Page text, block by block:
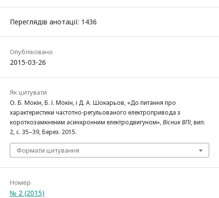
Переглядів анотації: 1436
Опубліковано
2015-03-26
Як цитувати
О. Б. Мокін, Б. І. Мокін, і Д. А. Шокарьов, «До питання про
характеристики частотно-регульованого електропривода з
короткозамкненим асинхронним електродвигуном»,Вісник ВПІ, вип.
2, с. 35–39, Берез. 2015.
Формати цитування
Номер
№ 2 (2015)